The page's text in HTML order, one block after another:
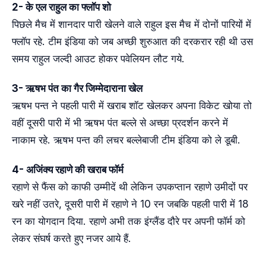
2- के एल राहुल का फ्लॉप शो
पिछले मैच में शानदार पारी खेलने वाले राहुल इस मैच में दोनों पारियों में
फ्लॉप रहे. टीम इंडिया को जब अच्छी शुरुआत की दरकरार रही थी उस
समय राहुल जल्दी आउट होकर पवेलियन लौट गये.
3- ऋषभ पंत का गैर जिम्मेदाराना खेल
ऋषभ पन्त ने पहली पारी में खराब शॉट खेलकर अपना विकेट खोया तो
वहीं दूसरी पारी में भी ऋषभ पंत बल्ले से अच्छा प्रदर्शन करने में
नाकाम रहे. ऋषभ पन्त की लचर बल्लेबाजी टीम इंडिया को ले डूबी.
4- अजिंक्य रहाणे की खराब फॉर्म
रहाणे से फैंस को काफी उम्मीदें थी लेकिन उपकप्तान रहाणे उमीदों पर
खरे नहीं उतरे, दूसरी पारी में रहाणे ने 10 रन जबकि पहली पारी में 18
रन का योगदान दिया. रहाणे अभी तक इंग्लैंड दौरे पर अपनी फॉर्म को
लेकर संघर्ष करते हुए नजर आये हैं.